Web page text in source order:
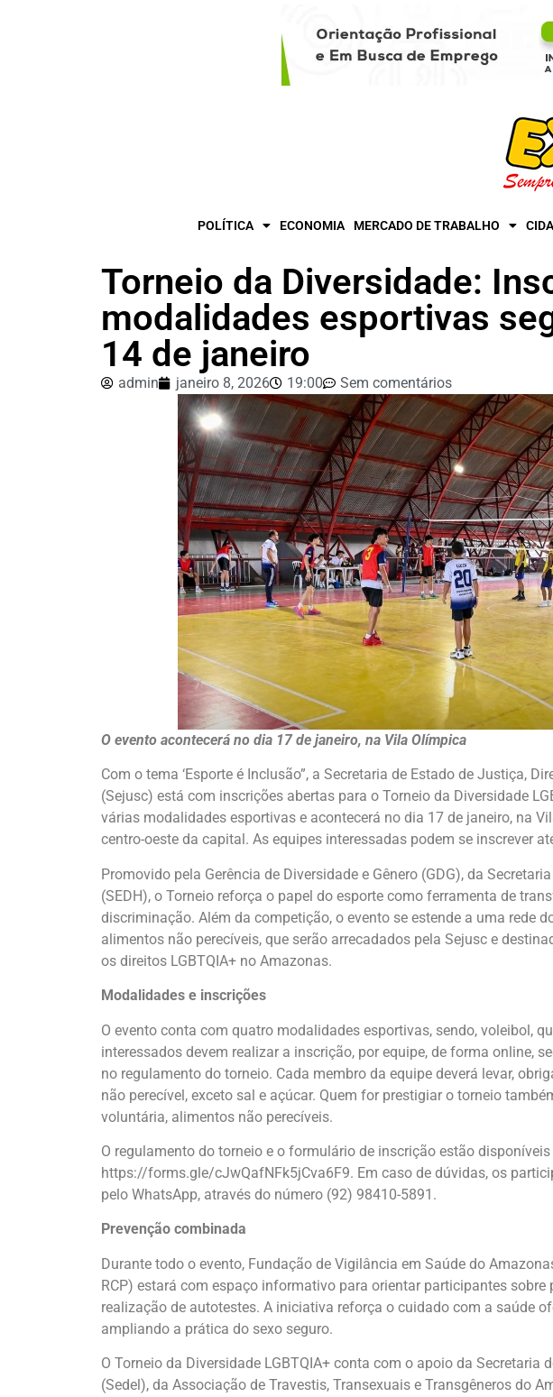
POLÍTICA ECONOMIA MERCADO DE TRABALHO
Torneio da Diversidade:
modalidades esportivas
14 de janeiro
admin janeiro 8, 2026 19:00 Sem comentários
O evento acontecerá no dia 17 de janeiro, na Vila Olímpica
Com o tema ‘Esporte é Inclusão”, a Secretaria de Estado de Justiça,
(Sejusc) está com inscrições abertas para o Torneio da Diversidade
várias modalidades esportivas e acontecerá no dia 17 de janeiro, na
centro-oeste da capital. As equipes interessadas podem se inscrever
Promovido pela Gerência de Diversidade e Gênero (GDG), da
(SEDH), o Torneio reforça o papel do esporte como ferramenta de
discriminação. Além da competição, o evento se estende a uma rede
alimentos não perecíveis, que serão arrecadados pela Sejusc e
os direitos LGBTQIA+ no Amazonas.
Modalidades e inscrições
O evento conta com quatro modalidades esportivas, sendo, voleibol,
interessados devem realizar a inscrição, por equipe, de forma online,
no regulamento do torneio. Cada membro da equipe deverá levar,
não perecível, exceto sal e açúcar. Quem for prestigiar o torneio
voluntária, alimentos não perecíveis.
O regulamento do torneio e o formulário de inscrição estão
https://forms.gle/cJwQafNFk5jCva6F9. Em caso de dúvidas, os
pelo WhatsApp, através do número (92) 98410-5891.
Prevenção combinada
Durante todo o evento, Fundação de Vigilância em Saúde do
RCP) estará com espaço informativo para orientar participantes sobre
realização de autotestes. A iniciativa reforça o cuidado com a saúde
ampliando a prática do sexo seguro.
O Torneio da Diversidade LGBTQIA+ conta com o apoio da Secretaria
(Sedel), da Associação de Travestis, Transexuais e Transgêneros do